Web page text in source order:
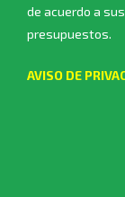
de acuerdo a
presupuestos.
AVISO DE